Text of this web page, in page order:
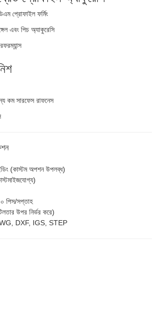
একটি বার্তা রেখে যান
আপনাকে আবার কল করব!
জমা দিন
প্রোফাইল ফর্মিং
এবং পিচ অ্যাকুরেসি
কম সারফেস রাফনেস
(কাস্টম অপশন উপলব্ধ)
পিস/সপ্তাহ
উপর নির্ভর করে)
DXF, IGS, STEP